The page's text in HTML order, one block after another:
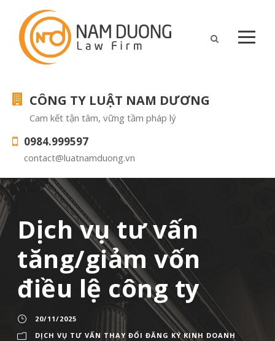
CÔNG TY LUẬT NAM DƯƠNG
Cam kết tận tâm, vững tầm pháp lý
0984.999597
contact@luatnamduong.vn
Dịch vụ tư vấn
tăng/giảm vốn
điều lệ công ty
20/11/2025
DỊCH VỤ TƯ VẤN THAY ĐỔI ĐĂNG KÝ KINH DOANH